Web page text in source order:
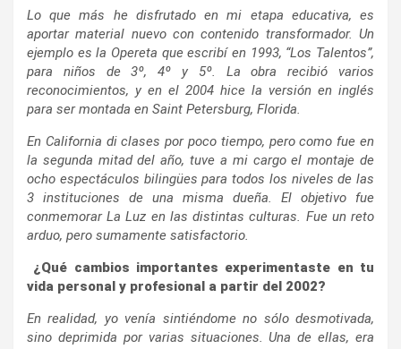
Lo que más he disfrutado en mi etapa educativa, es
aportar material nuevo con contenido transformador. Un
ejemplo es la Opereta que escribí en 1993, “Los Talentos”,
para niños de 3º, 4º y 5º. La obra recibió varios
reconocimientos, y en el 2004 hice la versión en inglés
para ser montada en Saint Petersburg, Florida.
En California di clases por poco tiempo, pero como fue en
la segunda mitad del año, tuve a mi cargo el montaje de
ocho espectáculos bilingües para todos los niveles de las
3 instituciones de una misma dueña. El objetivo fue
conmemorar La Luz en las distintas culturas. Fue un reto
arduo, pero sumamente satisfactorio.
¿Qué cambios importantes experimentaste en tu
vida personal y profesional a partir del 2002?
En realidad, yo venía sintiéndome no sólo desmotivada,
sino deprimida por varias situaciones. Una de ellas, era